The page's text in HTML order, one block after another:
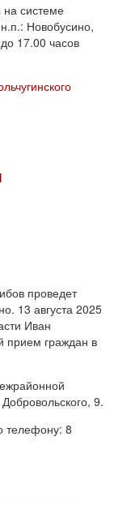
системе
Новобусино,
17.00 часов
проведет
13 августа 2025
Иван
прием граждан в
9.
телефону: 8